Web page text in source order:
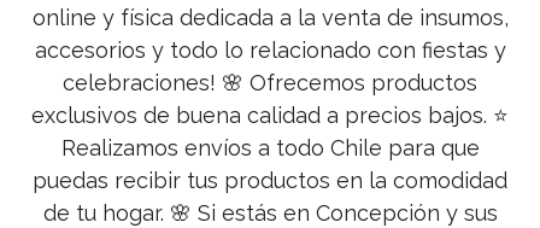
online y física dedicada a la venta de insumos,
accesorios y todo lo relacionado con fiestas y
celebraciones! 🌸 Ofrecemos productos
exclusivos de buena calidad a precios bajos. ⭐
Realizamos envíos a todo Chile para que
puedas recibir tus productos en la comodidad
de tu hogar. 🌸 Si estás en Concepción y sus